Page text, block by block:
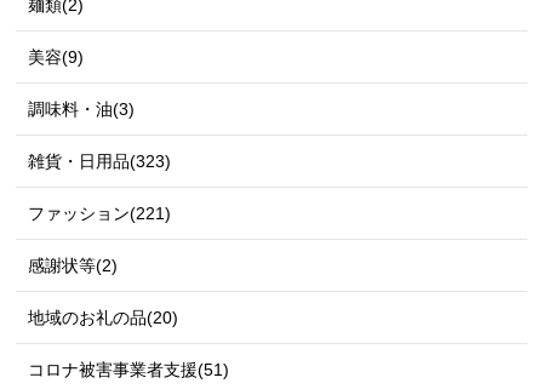
麺類(2)
美容(9)
調味料・油(3)
雑貨・日用品(323)
ファッション(221)
感謝状等(2)
地域のお礼の品(20)
コロナ被害事業者支援(51)